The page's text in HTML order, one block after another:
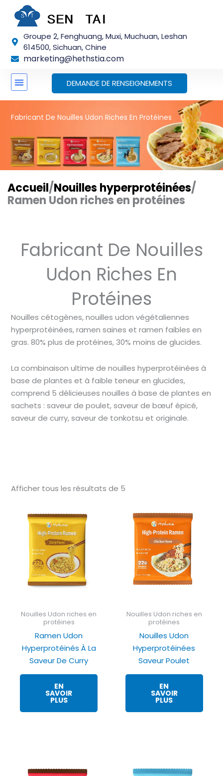
Groupe 2, Fenghuang, Muxi, Muchuan, Leshan
614500, Sichuan, Chine
marketing@hethstia.com
DEMANDE DE RENSEIGNEMENTS
Fabricant De Nouilles Udon Riches En Protéines
Accueil/Nouilles hyperprotéinées/
Ramen Udon riches en protéines
Fabricant De Nouilles
Udon Riches En
Protéines
Nouilles cétogènes, nouilles udon végétaliennes
hyperprotéinées, ramen saines et ramen faibles en
gras. 80% plus de protéines, 30% moins de glucides.
La combinaison ultime de nouilles hyperprotéinées à
base de plantes et à faible teneur en glucides,
comprend 5 délicieuses nouilles à base de plantes en
sachets : saveur de poulet, saveur de bœuf épicé,
saveur de curry, saveur de tonkotsu et originale.
Afficher tous les résultats de 5
Nouilles Udon riches en
protéines
Ramen Udon
Hyperprotéinés À La
Saveur De Curry
EN
SAVOIR
PLUS
Nouilles Udon riches en
protéines
Nouilles Udon
Hyperprotéinées
Saveur Poulet
EN
SAVOIR
PLUS